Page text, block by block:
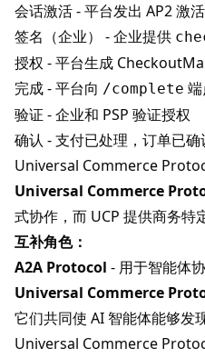
会话激活 - 平台发出 AP2 激
签名（企业） - 企业提供
授权 - 平台生成
完成 - 平台向 /complete
验证 - 企业和 PSP 验证授权
确认 - 支付已处理，订单已确
Universal Commerce
Universal Commerce
式协作，而 UCP 提供商务特
互补角色：
A2A Protocol - 用于智能体
Universal Commerce
它们共同使 AI 智能体能够发
Universal Commerce